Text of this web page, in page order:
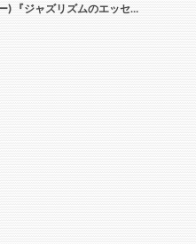
) 『ジャズリズムのエッセ…